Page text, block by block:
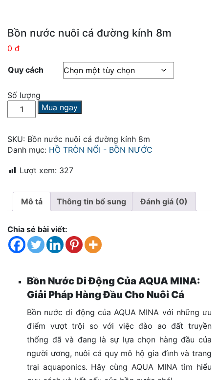
Bồn nước nuôi cá đường kính 8m
0 đ
Quy cách
Số lượng
Bồn
nước
cá
đường
8m
lượng
Mua ngay
SKU: Bồn nước nuôi cá đường kính 8m
Danh mục: HỒ TRÒN NỔI - BỒN NƯỚC
Lượt xem: 327
Mô tả Thông tin bổ sung Đánh giá (0)
Chia sẻ bài viết:
Bồn Nước Di Động Của AQUA MINA:
Giải Pháp Hàng Đầu Cho Nuôi Cá
Bồn nước di động của AQUA MINA với những ưu
điểm vượt trội so với việc đào ao đất truyền
thống đã và đang là sự lựa chọn hàng đầu của
người ương, nuôi cá quy mô hộ gia đình và trang
trại aquaponics. Hãy cùng AQUA MINA tìm hiểu